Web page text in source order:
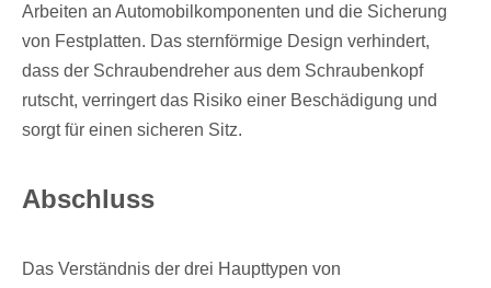
Arbeiten an Automobilkomponenten und die Sicherung
von Festplatten. Das sternförmige Design verhindert,
dass der Schraubendreher aus dem Schraubenkopf
rutscht, verringert das Risiko einer Beschädigung und
sorgt für einen sicheren Sitz.
Abschluss
Das Verständnis der drei Haupttypen von